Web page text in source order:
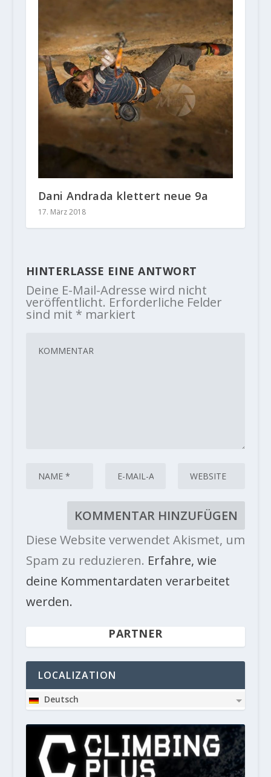
Dani Andrada klettert neue 9a
17. März 2018
HINTERLASSE EINE ANTWORT
Deine E-Mail-Adresse wird nicht
veröffentlicht. Erforderliche Felder
sind mit * markiert
Diese Website verwendet Akismet, um
Spam zu reduzieren. Erfahre, wie
deine Kommentardaten verarbeitet
werden.
PARTNER
LOCALIZATION
Deutsch